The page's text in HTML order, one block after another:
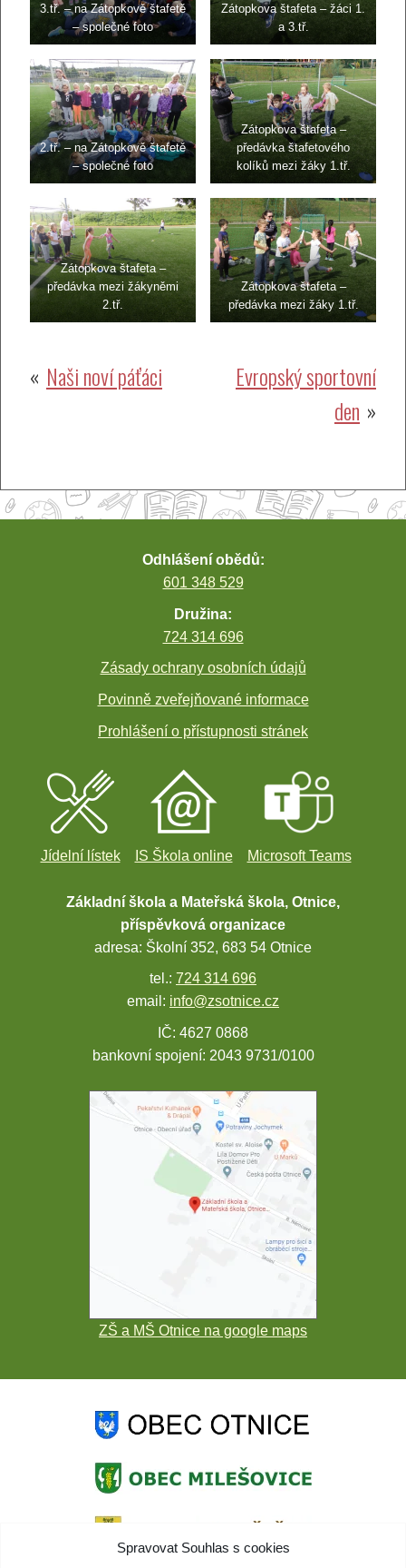
Spravovat Souhlas s cookies
3.tř. – na Zátopkově štafetě
– společné foto
Zátopkova štafeta – žáci 1.
a 3.tř.
2.tř. – na Zátopkově štafetě
– společné foto
Zátopkova štafeta –
předávka štafetového
kolíků mezi žáky 1.tř.
Zátopkova štafeta –
předávka mezi žákyněmi
2.tř.
Zátopkova štafeta –
předávka mezi žáky 1.tř.
Navigace
Naši noví páťáci
Evropský sportovní
den
Odhlášení obědů:
601 348 529
Družina:
724 314 696
Zásady ochrany osobních údajů
Povinně zveřejňované informace
Prohlášení o přístupnosti stránek
Jídelní lístek IS Škola online Microsoft Teams
Základní škola a Mateřská škola, Otnice,
příspěvková organizace
adresa: Školní 352, 683 54 Otnice
tel.: 724 314 696
email: info@zsotnice.cz
IČ: 4627 0868
bankovní spojení: 2043 9731/0100
ZŠ a MŠ Otnice na google maps